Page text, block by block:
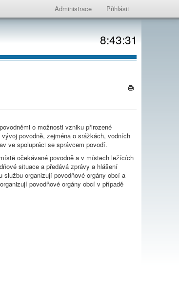
Administrace Přihlásit
8:43:31
o možnosti vzniku přirozené
povodně, zejména o srážkách, vodních
ve spolupráci se správcem povodí.
očekávané povodně a v místech ležících
situace a předává zprávy a hlášení
službu organizují povodňové orgány obcí a
povodňové orgány obcí v případě